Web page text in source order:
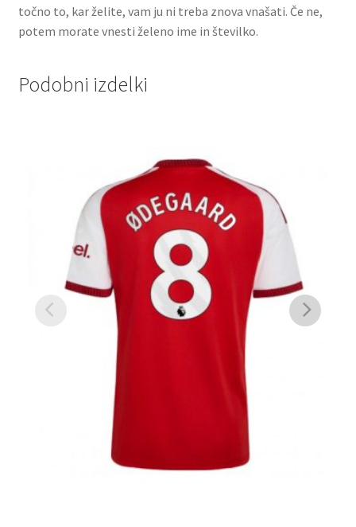
točno to, kar želite, vam ju ni treba znova vnašati. Če ne,
potem morate vnesti želeno ime in številko.
Podobni izdelki